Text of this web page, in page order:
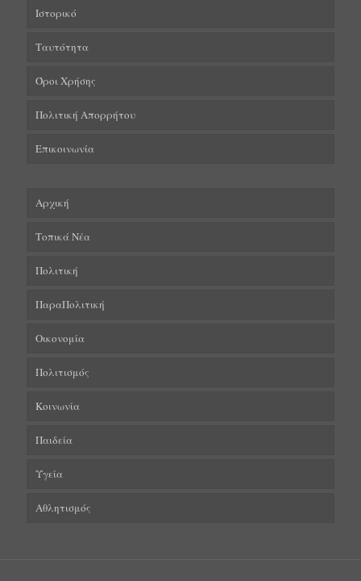
Ιστορικό
Ταυτότητα
Όροι Χρήσης
Πολιτική Απορρήτου
Επικοινωνία
Αρχική
Τοπικά Νέα
Πολιτική
ΠαραΠολιτική
Οικονομία
Πολιτισμός
Κοινωνία
Παιδεία
Υγεία
Αθλητισμός